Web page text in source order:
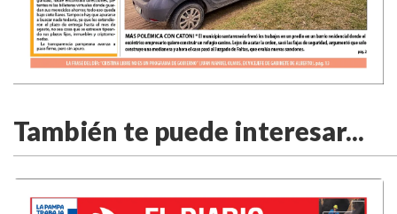
También te puede interesar...